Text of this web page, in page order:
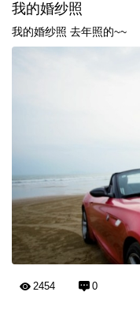
我的婚纱照
我的婚纱照 去年照的~~
2454 0